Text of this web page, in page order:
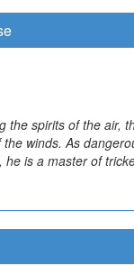
the spirits of the air,
winds. As
he is a master of